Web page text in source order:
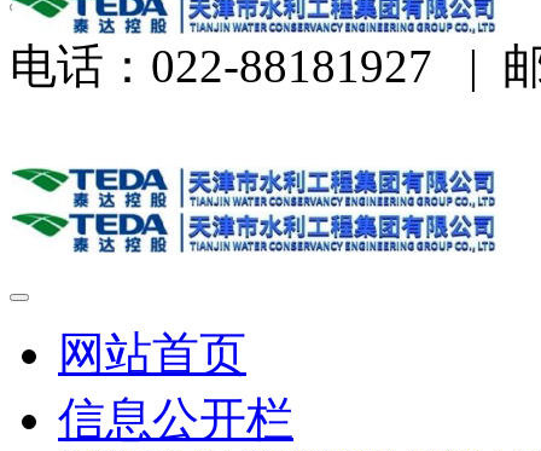
电话：022-88181927 |
网站首页
信息公开栏